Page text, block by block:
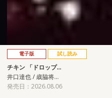
電子版 試し読み
チキン 「ドロップ…
井口達也 / 歳脇将…
発売日：2026.08.06